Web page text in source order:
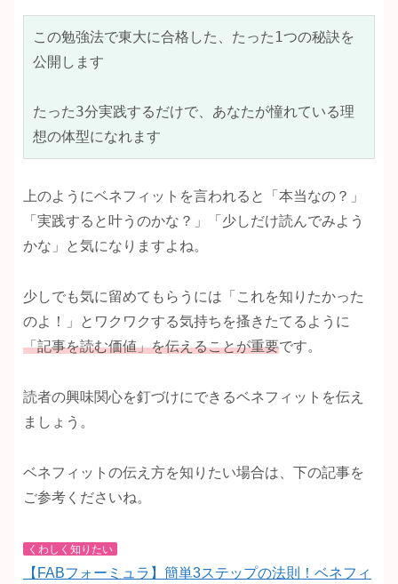
この勉強法で東大に合格した、たった1つの秘訣を
公開します
たった3分実践するだけで、あなたが憧れている理
想の体型になれます
上のようにベネフィットを言われると「本当なの？」
「実践すると叶うのかな？」「少しだけ読んでみよう
かな」と気になりますよね。
少しでも気に留めてもらうには「これを知りたかった
のよ！」とワクワクする気持ちを搔きたてるように
「記事を読む価値」を伝えることが重要です。
読者の興味関心を釘づけにできるベネフィットを伝え
ましょう。
ベネフィットの伝え方を知りたい場合は、下の記事を
ご参考くださいね。
くわしく知りたい
【FABフォーミュラ】簡単3ステップの法則！ベネフィ